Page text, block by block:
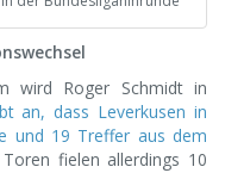
wird Roger Schmidt in
an, dass Leverkusen in
und 19 Treffer aus dem
fielen allerdings 10